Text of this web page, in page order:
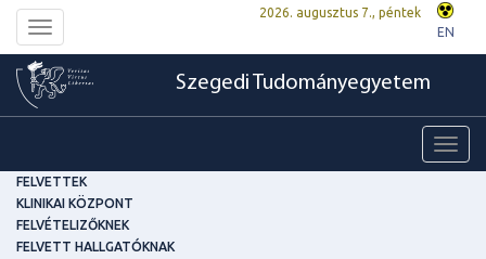
Toggle
navigation
2026. augusztus 7., péntek
EN
Szegedi Tudományegyetem
FELVETTEK
KLINIKAI KÖZPONT
FELVÉTELIZŐKNEK
FELVETT HALLGATÓKNAK